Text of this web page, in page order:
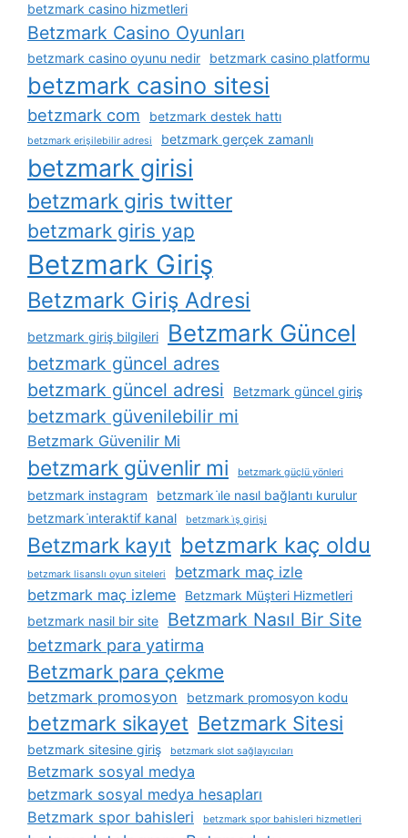
betzmark casino hizmetleri
Betzmark Casino Oyunları
betzmark casino oyunu nedir betzmark casino platformu
betzmark casino sitesi
betzmark com betzmark destek hattı
betzmark erişilebilir adresi betzmark gerçek zamanlı
betzmark girisi
betzmark giris twitter
betzmark giris yap
Betzmark Giriş
Betzmark Giriş Adresi
betzmark giriş bilgileri Betzmark Güncel
betzmark güncel adres
betzmark güncel adresi
Betzmark güncel giriş
betzmark güvenilebilir mi
Betzmark Güvenilir Mi
betzmark güvenlir mi betzmark güçlü yönleri
betzmark instagram
betzmark i̇le nasıl bağlantı kurulur
betzmark i̇nteraktif kanal
betzmark i̇ş girişi
Betzmark kayıt betzmark kaç oldu
betzmark lisanslı oyun siteleri
betzmark maç izle
betzmark maç izleme
Betzmark Müşteri Hizmetleri
betzmark nasil bir site
Betzmark Nasıl Bir Site
betzmark para yatirma
Betzmark para çekme
betzmark promosyon betzmark promosyon kodu
betzmark sikayet Betzmark Sitesi
betzmark sitesine giriş betzmark slot sağlayıcıları
Betzmark sosyal medya
betzmark sosyal medya hesapları
Betzmark spor bahisleri
betzmark spor bahisleri hizmetleri